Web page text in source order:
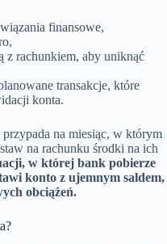
finansowe,
z rachunkiem, aby uniknąć
transakcje, które
konta.
na miesiąc, w którym
na rachunku środki na ich
w której bank pobierze
konto z ujemnym saldem,
obciążeń.